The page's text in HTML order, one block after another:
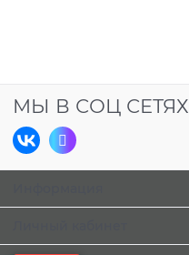
МЫ В СОЦ СЕТЯХ